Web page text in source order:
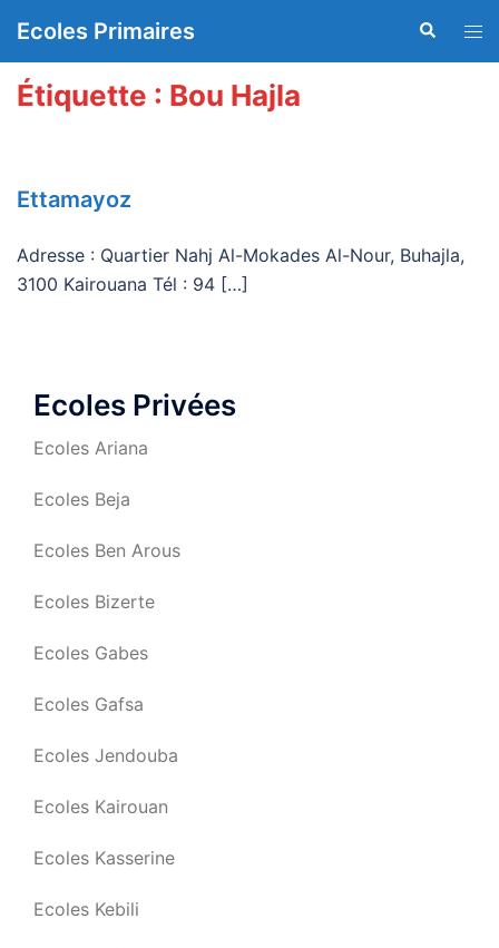
auEcoles Primaires
le
Étiquette : Bou Hajla
Ettamayoz
Adresse : Quartier Nahj Al-Mokades Al-Nour, Buhajla,
3100 Kairouana Tél : 94 […]
Ecoles Privées
Ecoles Ariana
Ecoles Beja
Ecoles Ben Arous
Ecoles Bizerte
Ecoles Gabes
Ecoles Gafsa
Ecoles Jendouba
Ecoles Kairouan
Ecoles Kasserine
Ecoles Kebili